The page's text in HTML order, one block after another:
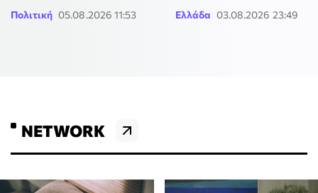
Πολιτική 05.08.2026 11:53 Ελλάδα 03.08.2026 23:49
NETWORK